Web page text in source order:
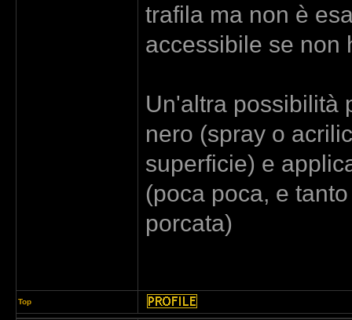
trafila ma non è
accessibile se
Un'altra possibilità
nero (spray o
superficie) e
(poca poca, e
porcata)
Top